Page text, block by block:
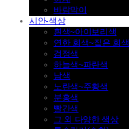
바람막이
시안-색상
흰색~아이보리색
연한 회색~짙은 회색
검정색
하늘색~파란색
남색
노란색~주황색
분홍색
빨간색
그 외 다양한 색상